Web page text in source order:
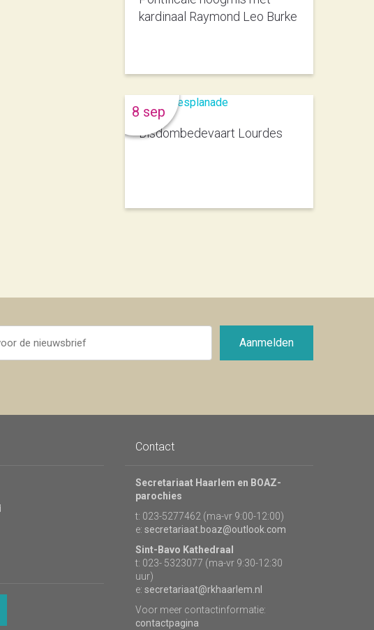
kardinaal Raymond Leo Burke
Bisdombedevaart Lourdes
8 sep
Aanmelden
Contact
Secretariaat Haarlem en BOAZ-
parochies
t: 023-5277462 (ma-vr 9:00-12:00)
e: secretariaat.boaz@outlook.com
Sint-Bavo Kathedraal
t: 023- 5323077 (ma-vr 9:30-12:30
uur)
e: secretariaat@rkhaarlem.nl
Voor meer contactinformatie:
contactpagina